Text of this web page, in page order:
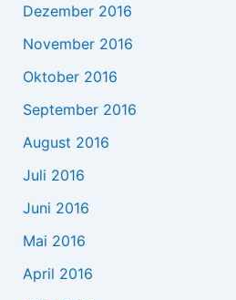
Dezember 2016
November 2016
Oktober 2016
September 2016
August 2016
Juli 2016
Juni 2016
Mai 2016
April 2016